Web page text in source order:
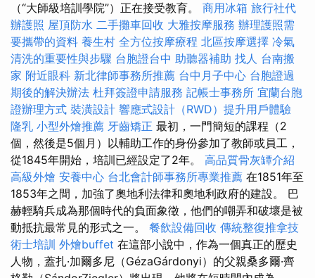
（“大師級培訓學院”）正在接受教育。 商用冰箱 旅行社代
辦護照 屋頂防水 二手攤車回收 大雅按摩服務 辦理護照需
要攜帶的資料 養生村 全方位按摩療程 北區按摩選擇 冷氣
清洗的重要性與步驟 台胞證台中 助聽器補助 找人 台南搬
家 附近眼科 新北律師事務所推薦 台中月子中心 台胞證過
期後的解決辦法 杜拜簽證申請服務 記帳士事務所 宜蘭台胞
證辦理方式 裝潢設計 響應式設計（RWD）提升用戶體驗
隆乳 小型外燴推薦 牙齒矯正 最初，一門簡短的課程（2
個，然後是5個月）以輔助工作的身份參加了教師或員工，
從1845年開始，培訓已經設定了2年。 高品質骨灰罈介紹
高級外燴 安養中心 台北會計師事務所專業推薦 在1851年至
1853年之間，加強了奧地利法律和奧地利政府的建設。 巴
赫輕騎兵成為那個時代的負面象徵，他們的嘲弄和破壞是被
動抵抗最常見的形式之一。 餐飲設備回收 傳統整復推拿技
術士培訓 外燴buffet 在這部小說中，作為一個真正的歷史
人物，蓋扎·加爾多尼（GézaGárdonyi）的父親桑多爾·齊